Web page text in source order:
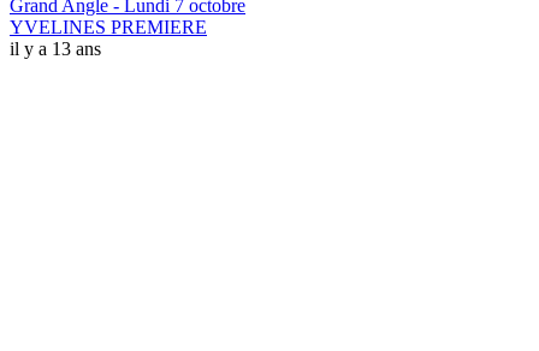
Grand Angle - Lundi 7 octobre
YVELINES PREMIERE
il y a 13 ans